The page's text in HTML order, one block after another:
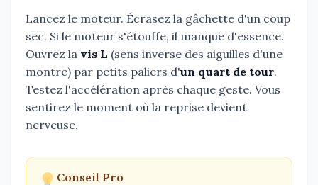
Lancez le moteur. Écrasez la gâchette d'un coup
sec. Si le moteur s'étouffe, il manque d'essence.
Ouvrez la vis L (sens inverse des aiguilles d'une
montre) par petits paliers d'un quart de tour.
Testez l'accélération après chaque geste. Vous
sentirez le moment où la reprise devient
nerveuse.
Conseil Pro